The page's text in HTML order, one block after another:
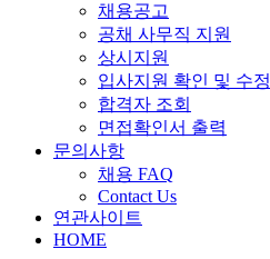
채용공고
공채 사무직 지원
상시지원
입사지원 확인 및 수정
합격자 조회
면접확인서 출력
문의사항
채용 FAQ
Contact Us
연관사이트
HOME